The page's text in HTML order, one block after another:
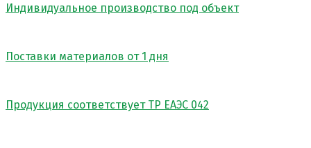
Индивидуальное производство под объект
Поставки материалов от 1 дня
Продукция соответствует ТР ЕАЭС 042